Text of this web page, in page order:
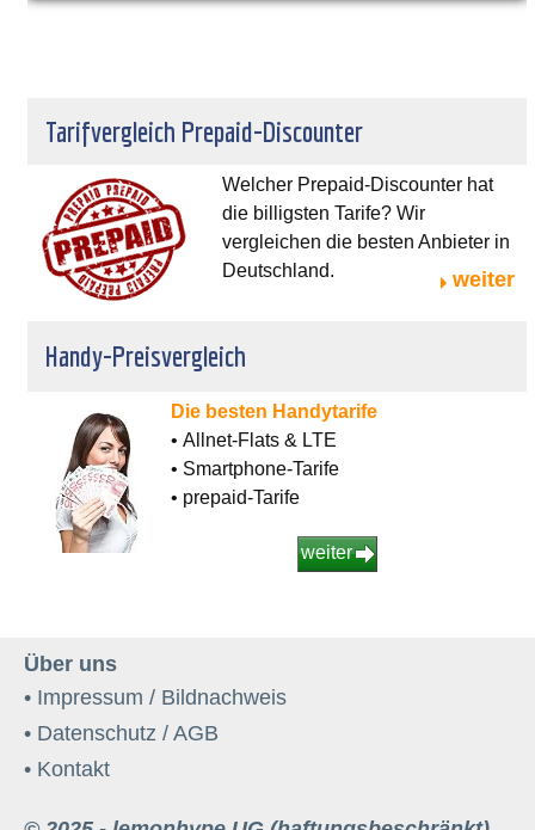
Tarifvergleich Prepaid-Discounter
Welcher Prepaid-Discounter hat
die billigsten Tarife? Wir
vergleichen die besten Anbieter in
Deutschland.
weiter
Handy-Preisvergleich
Die besten Handytarife
• Allnet-Flats & LTE
• Smartphone-Tarife
• prepaid-Tarife
weiter
Über uns
• Impressum / Bildnachweis
• Datenschutz / AGB
• Kontakt